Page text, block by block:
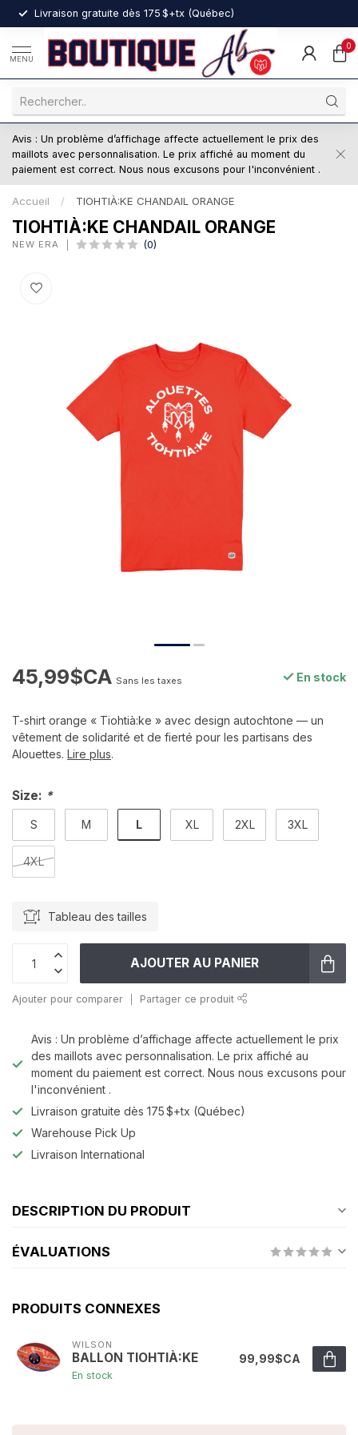
Livraison gratuite dès 175 $+tx (Québec)
MENU
0
Avis : Un problème d’affichage affecte actuellement le prix des
maillots avec personnalisation. Le prix affiché au moment du
paiement est correct. Nous nous excusons pour l'inconvénient .
Accueil / TIOHTIÀ:KE CHANDAIL ORANGE
TIOHTIÀ:KE CHANDAIL ORANGE
NEW ERA (0)
45,99$CA Sans les taxes En stock
T-shirt orange « Tiohtià:ke » avec design autochtone — un
vêtement de solidarité et de fierté pour les partisans des
Alouettes. Lire plus.
Size: *
S M L XL 2XL 3XL
4XL
Tableau des tailles
AJOUTER AU PANIER
Ajouter pour comparer Partager ce produit
Avis : Un problème d’affichage affecte actuellement le prix
des maillots avec personnalisation. Le prix affiché au
moment du paiement est correct. Nous nous excusons pour
l'inconvénient .
Livraison gratuite dès 175 $+tx (Québec)
Warehouse Pick Up
Livraison International
DESCRIPTION DU PRODUIT
ÉVALUATIONS
PRODUITS CONNEXES
WILSON
BALLON TIOHTIÀ:KE
En stock
99,99$CA